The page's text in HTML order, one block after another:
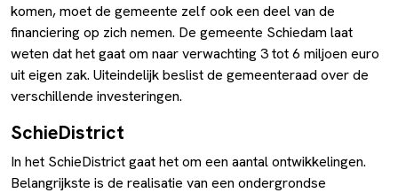
komen, moet de gemeente zelf ook een deel van de
financiering op zich nemen. De gemeente Schiedam laat
weten dat het gaat om naar verwachting 3 tot 6 miljoen euro
uit eigen zak. Uiteindelijk beslist de gemeenteraad over de
verschillende investeringen.
SchieDistrict
In het SchieDistrict gaat het om een aantal ontwikkelingen.
Belangrijkste is de realisatie van een ondergrondse